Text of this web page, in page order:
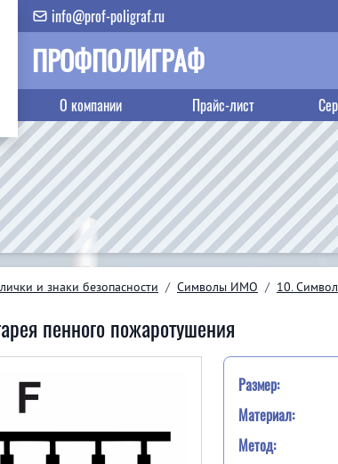
info@prof-poligraf.ru
ПРОФПОЛИГРАФ
О компании Прайс-лист
и знаки безопасности / Символы ИМО / 10.
пенного пожаротушения
Размер:
Материал:
Метод: